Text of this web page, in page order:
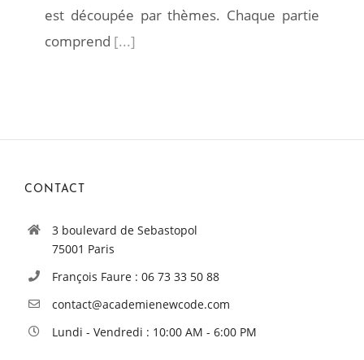
est découpée par thèmes. Chaque partie
comprend [...]
CONTACT
3 boulevard de Sebastopol
75001 Paris
François Faure : 06 73 33 50 88
contact@academienewcode.com
Lundi - Vendredi : 10:00 AM - 6:00 PM